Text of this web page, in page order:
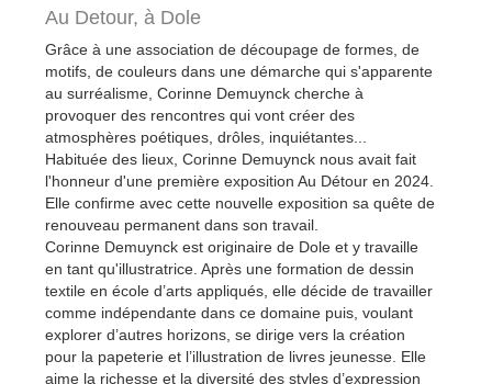
Au Detour, à Dole
Grâce à une association de découpage de formes, de
motifs, de couleurs dans une démarche qui s'apparente
au surréalisme, Corinne Demuynck cherche à
provoquer des rencontres qui vont créer des
atmosphères poétiques, drôles, inquiétantes...
Habituée des lieux, Corinne Demuynck nous avait fait
l'honneur d'une première exposition Au Détour en 2024.
Elle confirme avec cette nouvelle exposition sa quête de
renouveau permanent dans son travail.
Corinne Demuynck est originaire de Dole et y travaille
en tant qu'illustratrice. Après une formation de dessin
textile en école d’arts appliqués, elle décide de travailler
comme indépendante dans ce domaine puis, voulant
explorer d’autres horizons, se dirige vers la création
pour la papeterie et l’illustration de livres jeunesse. Elle
aime la richesse et la diversité des styles d’expression